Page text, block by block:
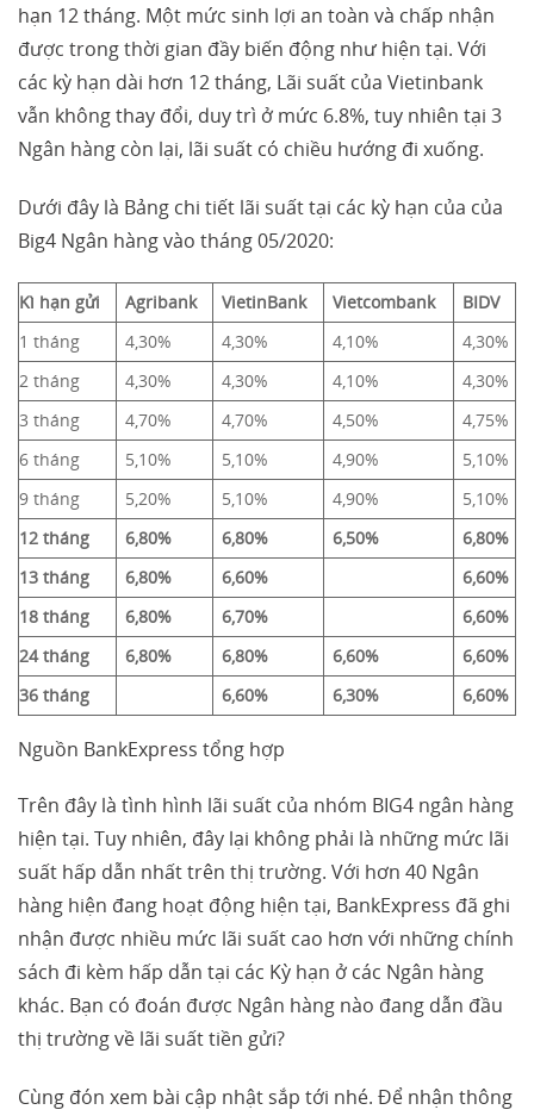
hạn 12 tháng. Một mức sinh lợi an toàn và chấp nhận
được trong thời gian đầy biến động như hiện tại. Với
các kỳ hạn dài hơn 12 tháng, Lãi suất của Vietinbank
vẫn không thay đổi, duy trì ở mức 6.8%, tuy nhiên tại 3
Ngân hàng còn lại, lãi suất có chiều hướng đi xuống.
Dưới đây là Bảng chi tiết lãi suất tại các kỳ hạn của của
Big4 Ngân hàng vào tháng 05/2020:
Kì hạn gửi Agribank VietinBank Vietcombank
BIDV
1 tháng
4,30% 4,30% 4,10%
4,30%
2 tháng
4,30% 4,30% 4,10%
4,30%
3 tháng
4,70% 4,70% 4,50%
4,75%
6 tháng
5,10% 5,10% 4,90%
5,10%
9 tháng
5,20% 5,10% 4,90%
5,10%
12 tháng
6,80% 6,80% 6,50%
6,80%
13 tháng
6,80% 6,60%
6,60%
18 tháng
6,80% 6,70%
6,60%
24 tháng
6,80% 6,80% 6,60%
6,60%
36 tháng
6,60% 6,30% 6,60%
Nguồn BankExpress tổng hợp
Trên đây là tình hình lãi suất của nhóm BIG4 ngân hàng
hiện tại. Tuy nhiên, đây lại không phải là những mức lãi
suất hấp dẫn nhất trên thị trường. Với hơn 40 Ngân
hàng hiện đang hoạt động hiện tại, BankExpress đã ghi
nhận được nhiều mức lãi suất cao hơn với những chính
sách đi kèm hấp dẫn tại các Kỳ hạn ở các Ngân hàng
khác. Bạn có đoán được Ngân hàng nào đang dẫn đầu
thị trường về lãi suất tiền gửi?
Cùng đón xem bài cập nhật sắp tới nhé. Để nhận thông